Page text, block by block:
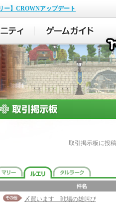
ー】CROWNアップデート
取引掲示板に投
〆買います 戦場の雄叫び